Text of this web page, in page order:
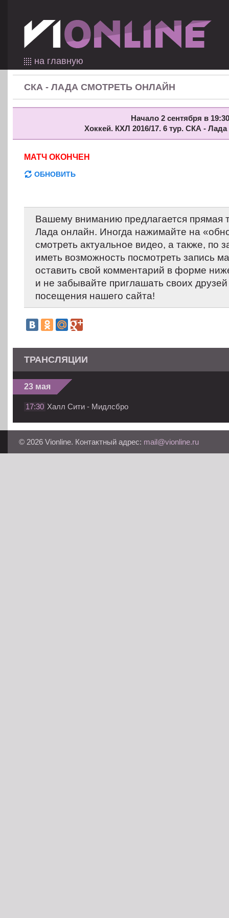
на главную
СКА - ЛАДА СМОТРЕТЬ ОНЛАЙН
Начало 2 сентября в
Хоккей. КХЛ 2016/17. 6 тур. СКА -
МАТЧ ОКОНЧЕН
ОБНОВИТЬ
Вашему вниманию предлагается прямая
Лада онлайн. Иногда нажимайте на
смотреть актуальное видео, а также, по
иметь возможность посмотреть запись
оставить свой комментарий в форме
и не забывайте приглашать своих
посещения нашего сайта!
ТРАНСЛЯЦИИ
23 мая
17:30 Халл Сити - Мидлсбро
© 2026 Vionline. Контактный адрес: mail@vionline.ru